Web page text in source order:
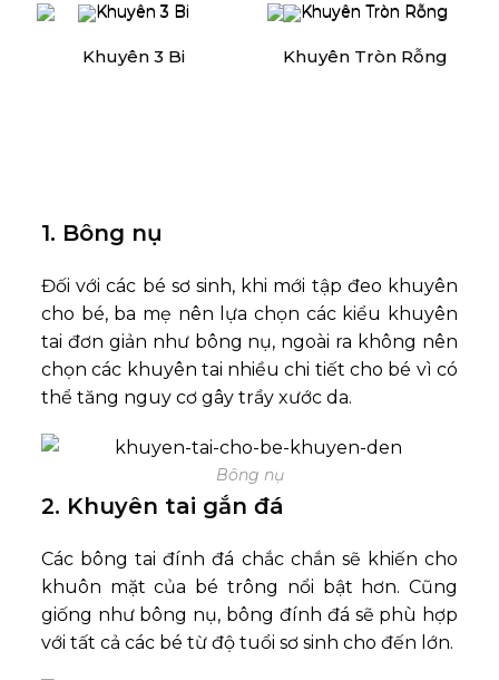
Khuyên 3 Bi Khuyên Tròn Rỗng
1. Bông nụ
Đối với các bé sơ sinh, khi mới tập đeo khuyên
cho bé, ba mẹ nên lựa chọn các kiểu khuyên
tai đơn giản như bông nụ, ngoài ra không nên
chọn các khuyên tai nhiều chi tiết cho bé vì có
thể tăng nguy cơ gây trầy xước da.
Bông nụ
2. Khuyên tai gắn đá
Các bông tai đính đá chắc chắn sẽ khiến cho
khuôn mặt của bé trông nổi bật hơn. Cũng
giống như bông nụ, bông đính đá sẽ phù hợp
với tất cả các bé từ độ tuổi sơ sinh cho đến lớn.